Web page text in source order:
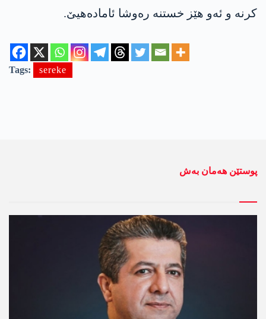
کرنە و ئەو ھێز خستنە رەوشا ئامادەھیێ.
Tags: sereke
پوستێن ھەمان بەش